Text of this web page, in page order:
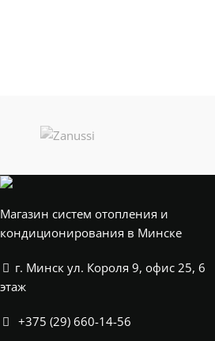
Магазин систем отопления и
кондиционирования в Минске
г. Минск ул. Короля 9, офис 25, 6
этаж
+375 (29) 660-14-56